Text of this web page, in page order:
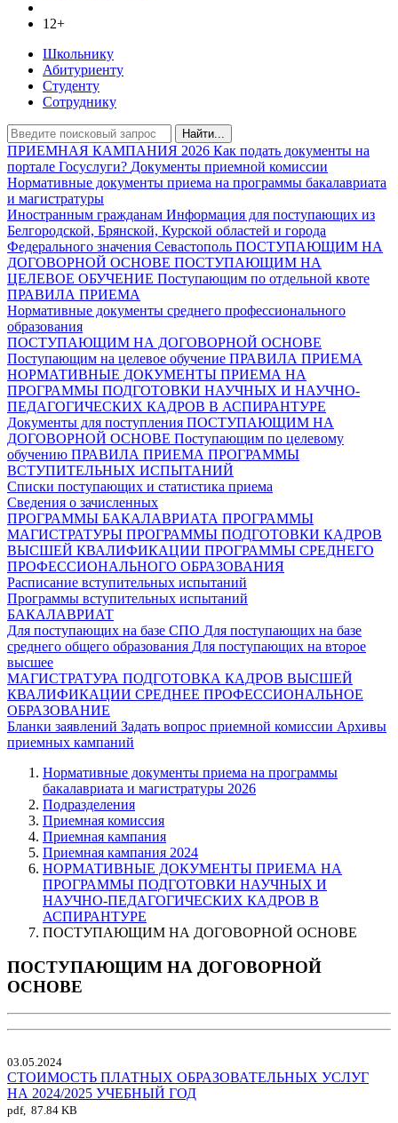
12+
Школьнику
Абитуриенту
Студенту
Сотруднику
Найти...
ПРИЕМНАЯ КАМПАНИЯ 2026 Как подать документы на
портале Госуслуги? Документы приемной комиссии
Нормативные документы приема на программы бакалавриата
и магистратуры
Иностранным гражданам Информация для поступающих из
Белгородской, Брянской, Курской областей и города
Федерального значения Севастополь ПОСТУПАЮЩИМ НА
ДОГОВОРНОЙ ОСНОВЕ ПОСТУПАЮЩИМ НА
ЦЕЛЕВОЕ ОБУЧЕНИЕ Поступающим по отдельной квоте
ПРАВИЛА ПРИЕМА
Нормативные документы среднего профессионального
образования
ПОСТУПАЮЩИМ НА ДОГОВОРНОЙ ОСНОВЕ
Поступающим на целевое обучение ПРАВИЛА ПРИЕМА
НОРМАТИВНЫЕ ДОКУМЕНТЫ ПРИЕМА НА
ПРОГРАММЫ ПОДГОТОВКИ НАУЧНЫХ И НАУЧНО-
ПЕДАГОГИЧЕСКИХ КАДРОВ В АСПИРАНТУРЕ
Документы для поступления ПОСТУПАЮЩИМ НА
ДОГОВОРНОЙ ОСНОВЕ Поступающим по целевому
обучению ПРАВИЛА ПРИЕМА ПРОГРАММЫ
ВСТУПИТЕЛЬНЫХ ИСПЫТАНИЙ
Списки поступающих и статистика приема
Сведения о зачисленных
ПРОГРАММЫ БАКАЛАВРИАТА ПРОГРАММЫ
МАГИСТРАТУРЫ ПРОГРАММЫ ПОДГОТОВКИ КАДРОВ
ВЫСШЕЙ КВАЛИФИКАЦИИ ПРОГРАММЫ СРЕДНЕГО
ПРОФЕССИОНАЛЬНОГО ОБРАЗОВАНИЯ
Расписание вступительных испытаний
Программы вступительных испытаний
БАКАЛАВРИАТ
Для поступающих на базе СПО Для поступающих на базе
среднего общего образования Для поступающих на второе
высшее
МАГИСТРАТУРА ПОДГОТОВКА КАДРОВ ВЫСШЕЙ
КВАЛИФИКАЦИИ СРЕДНЕЕ ПРОФЕССИОНАЛЬНОЕ
ОБРАЗОВАНИЕ
Бланки заявлений Задать вопрос приемной комиссии Архивы
приемных кампаний
Нормативные документы приема на программы
бакалавриата и магистратуры 2026
Подразделения
Приемная комиссия
Приемная кампания
Приемная кампания 2024
НОРМАТИВНЫЕ ДОКУМЕНТЫ ПРИЕМА НА
ПРОГРАММЫ ПОДГОТОВКИ НАУЧНЫХ И
НАУЧНО-ПЕДАГОГИЧЕСКИХ КАДРОВ В
АСПИРАНТУРЕ
ПОСТУПАЮЩИМ НА ДОГОВОРНОЙ ОСНОВЕ
ПОСТУПАЮЩИМ НА ДОГОВОРНОЙ
ОСНОВЕ
03.05.2024
СТОИМОСТЬ ПЛАТНЫХ ОБРАЗОВАТЕЛЬНЫХ УСЛУГ
НА 2024/2025 УЧЕБНЫЙ ГОД
pdf, 87.84 KB